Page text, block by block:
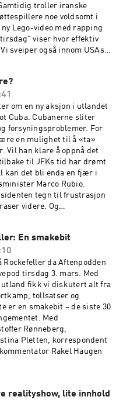
troller iranske
noe voldsomt i
Lego-video med rapping
viser hvor effektiv
sveiper også innom USAs
virkelig teleportere til et
kommentator Christina
Kjetil Hanssen og
Rønneberg. Produsent:
Jonathan Ernst / Reuters
om en ny aksjon i utlandet
Cuba. Cubanerne sliter
forsyningsproblemer. For
en mulighet til å «ta»
Vil han klare å oppnå det
til JFKs tid har drømt
kan det bli enda en fjær i
Marco Rubio.
tegn til frustrasjon
videre. Og
Hanssen og programleder
Produsent: Peter
Commons og Stein
En smakebit
Rockefeller da Aftenpodden
tirsdag 3. mars. Med
utland fikk vi diskutert alt fra
tollsatser og
er en smakebit – de siste 30
Med
Rønneberg,
Pletten, korrespondent
Rakel Haugen
realityshow, lite innhold